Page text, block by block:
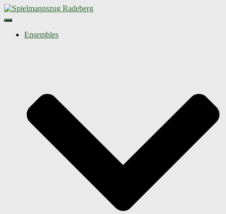
Navigation umschalten
Ensembles